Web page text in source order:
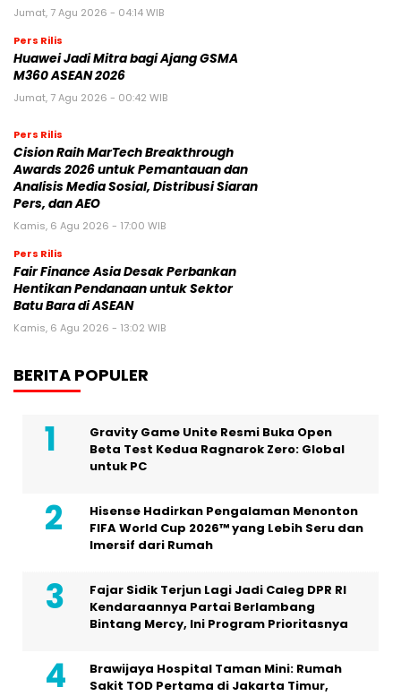
Jumat, 7 Agu 2026 - 04:14 WIB
Pers Rilis
Huawei Jadi Mitra bagi Ajang GSMA
M360 ASEAN 2026
Jumat, 7 Agu 2026 - 00:42 WIB
Pers Rilis
Cision Raih MarTech Breakthrough
Awards 2026 untuk Pemantauan dan
Analisis Media Sosial, Distribusi Siaran
Pers, dan AEO
Kamis, 6 Agu 2026 - 17:00 WIB
Pers Rilis
Fair Finance Asia Desak Perbankan
Hentikan Pendanaan untuk Sektor
Batu Bara di ASEAN
Kamis, 6 Agu 2026 - 13:02 WIB
BERITA POPULER
Gravity Game Unite Resmi Buka Open
Beta Test Kedua Ragnarok Zero: Global
untuk PC
Hisense Hadirkan Pengalaman Menonton
FIFA World Cup 2026™ yang Lebih Seru dan
Imersif dari Rumah
Fajar Sidik Terjun Lagi Jadi Caleg DPR RI
Kendaraannya Partai Berlambang
Bintang Mercy, Ini Program Prioritasnya
Brawijaya Hospital Taman Mini: Rumah
Sakit TOD Pertama di Jakarta Timur,